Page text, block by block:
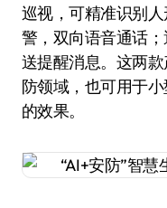
巡视，可精准识别
警，双向语音通话
送提醒消息。这两
防领域，也可用于
的效果。